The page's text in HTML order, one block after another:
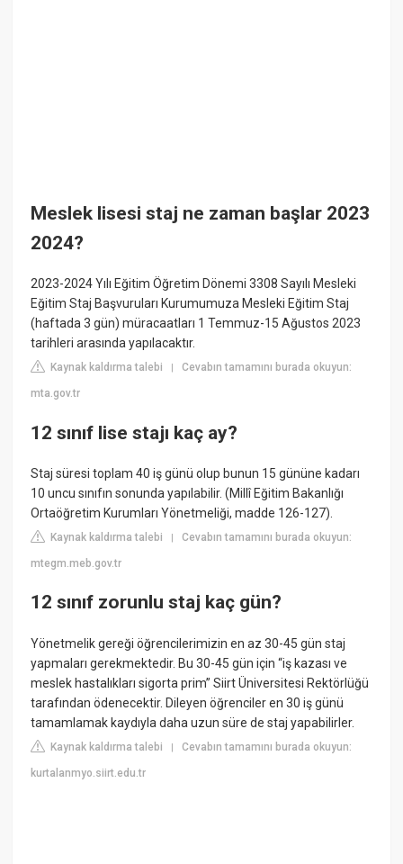
Meslek lisesi staj ne zaman başlar 2023
2024?
2023-2024 Yılı Eğitim Öğretim Dönemi 3308 Sayılı Mesleki
Eğitim Staj Başvuruları Kurumumuza Mesleki Eğitim Staj
(haftada 3 gün) müracaatları 1 Temmuz-15 Ağustos 2023
tarihleri arasında yapılacaktır.
Kaynak kaldırma talebi |Cevabın tamamını burada okuyun:
mta.gov.tr
12 sınıf lise stajı kaç ay?
Staj süresi toplam 40 iş günü olup bunun 15 gününe kadarı
10 uncu sınıfın sonunda yapılabilir. (Millî Eğitim Bakanlığı
Ortaöğretim Kurumları Yönetmeliği, madde 126-127).
Kaynak kaldırma talebi |Cevabın tamamını burada okuyun:
mtegm.meb.gov.tr
12 sınıf zorunlu staj kaç gün?
Yönetmelik gereği öğrencilerimizin en az 30-45 gün staj
yapmaları gerekmektedir. Bu 30-45 gün için “iş kazası ve
meslek hastalıkları sigorta prim” Siirt Üniversitesi Rektörlüğü
tarafından ödenecektir. Dileyen öğrenciler en 30 iş günü
tamamlamak kaydıyla daha uzun süre de staj yapabilirler.
Kaynak kaldırma talebi |Cevabın tamamını burada okuyun:
kurtalanmyo.siirt.edu.tr